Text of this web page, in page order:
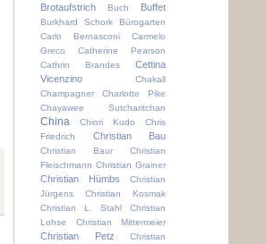
Brotaufstrich Buch Buffet
Burkhard Schork
Bürogarten
Carlo Bernasconi
Carmelo
Greco
Catherine Pearson
Cathrin Brandes
Cettina
Vicenzino
Chakall
Champagner
Charlotte Pike
Chayawee Sutcharitchan
China Chiori Kudo
Chris
Friedrich
Christian Bau
Christian Baur
Christian
Fleischmann Christian Grainer
Christian Hümbs
Christian
Jürgens
Christian Kosmak
Christian L. Stahl
Christian
Lohse
Christian Mittermeier
Christian Petz
Christian